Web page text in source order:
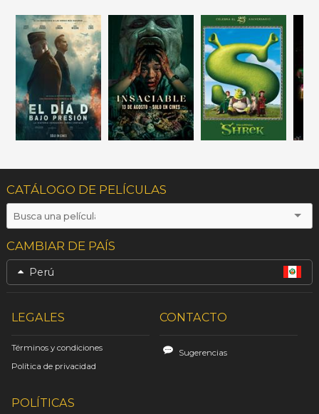
CATÁLOGO DE PELÍCULAS
CAMBIAR DE PAÍS
Perú
LEGALES
Términos y condiciones
Política de privacidad
CONTACTO
Sugerencias
POLÍTICAS